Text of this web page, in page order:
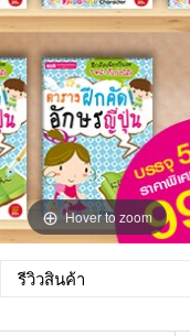
Hover to zoom
รีวิวสินค้า